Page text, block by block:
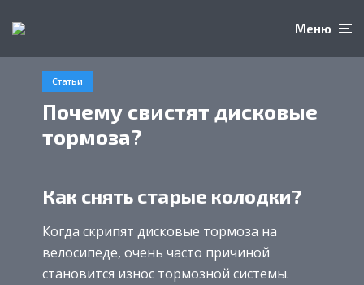
Меню
Статьи
Почему свистят дисковые
тормоза?
Как снять старые колодки?
Когда скрипят дисковые тормоза на
велосипеде, очень часто причиной
становится износ тормозной системы.